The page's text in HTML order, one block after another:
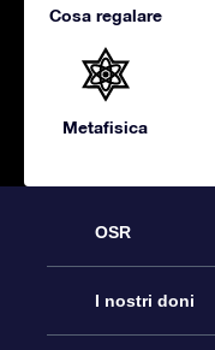
Cosa regalare
Metafisica
OSR
Assistenza
I nostri doni